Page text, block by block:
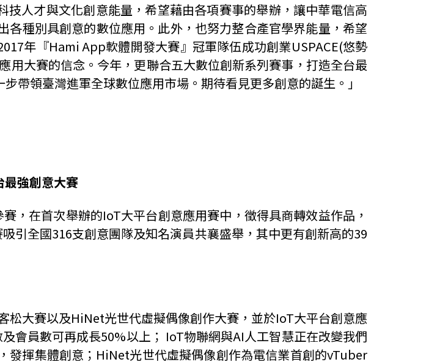
人才與文化創意能量，希望藉由各項賽事的舉辦，讓中華電信高
各種別具創意的數位應用。此外，也努力整合產官學界能量，希望
年『Hami App軟體開發大賽』冠軍隊伍成功創業USPACE(悠勢
用大賽的信念。今年，更聯合五大數位創新系列賽事，打造全台最
帶領臺灣進軍全球數位應用市場。期待看見更多創意的誕生。」
強創意大賽
賽，在首次舉辦的IoT大平台創意應用賽中，徵得具商轉效益作品，
引全國316支創意團隊及知名演員共襄盛舉，其中更有創新高的39
松大賽以及HiNet光世代虛擬偶像創作大賽，並於IoT大平台創意應
會員數可再成長50%以上； IoT物聯網與AI人工智慧正在改變我們
發揮集體創意； HiNet光世代虛擬偶像創作為電信業首創的vTuber